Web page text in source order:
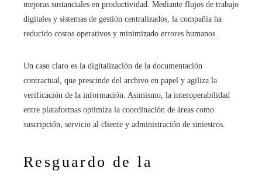
mejoras sustanciales en productividad. Mediante flujos de trabajo
digitales y sistemas de gestión centralizados, la compañía ha
reducido costos operativos y minimizado errores humanos.
Un caso claro es la digitalización de la documentación
contractual, que prescinde del archivo en papel y agiliza la
verificación de la información. Asimismo, la interoperabilidad
entre plataformas optimiza la coordinación de áreas como
suscripción, servicio al cliente y administración de siniestros.
Resguardo de la